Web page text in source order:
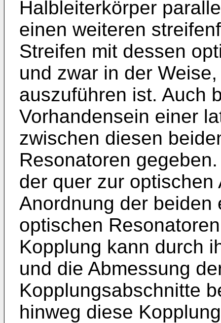
Halbleiterkörper
einen weiteren
Streifen mit dessen
und zwar in der
auszuführen ist. Auch
Vorhandensein einer
zwischen diesen
Resonatoren
der quer zur
Anordnung der beiden
optischen
Kopplung kann durch
und die Abmessung
Kopplungsabschnitte
hinweg diese